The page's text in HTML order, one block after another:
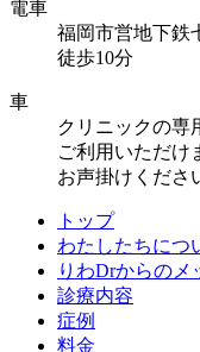
電車
福岡市営地下鉄
徒歩10分
車
クリニックの専
ご利用いただけ
お声掛けくださ
トップ
わたしたちにつ
りわDrからのメ
診療内容
症例
料金